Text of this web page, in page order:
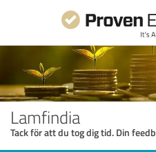
Lamfindia
Tack för att du tog dig tid. Din